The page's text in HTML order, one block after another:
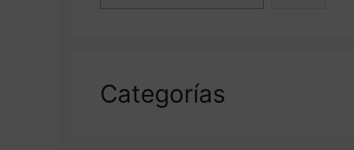
Categorías